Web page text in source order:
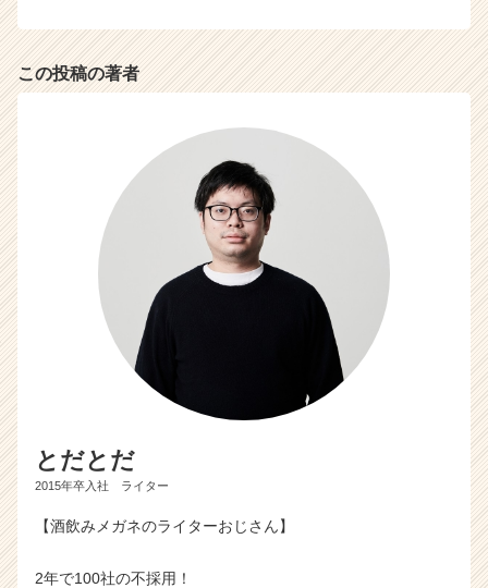
この投稿の著者
とだとだ
2015年卒入社 ライター
【酒飲みメガネのライターおじさん】
2年で100社の不採用！